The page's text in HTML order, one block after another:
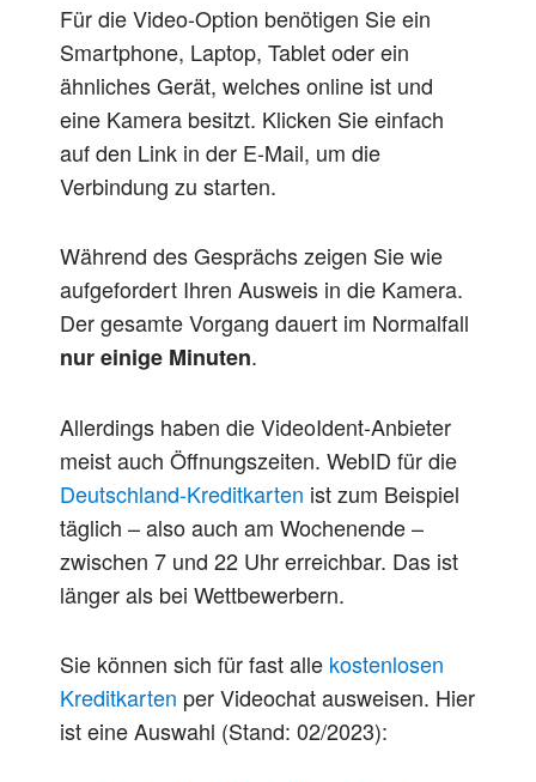
Für die Video-Option benötigen Sie ein
Smartphone, Laptop, Tablet oder ein
ähnliches Gerät, welches online ist und
eine Kamera besitzt. Klicken Sie einfach
auf den Link in der E-Mail, um die
Verbindung zu starten.
Während des Gesprächs zeigen Sie wie
aufgefordert Ihren Ausweis in die Kamera.
Der gesamte Vorgang dauert im Normalfall
nur einige Minuten.
Allerdings haben die VideoIdent-Anbieter
meist auch Öffnungszeiten. WebID für die
Deutschland-Kreditkarten ist zum Beispiel
täglich – also auch am Wochenende –
zwischen 7 und 22 Uhr erreichbar. Das ist
länger als bei Wettbewerbern.
Sie können sich für fast alle kostenlosen
Kreditkarten per Videochat ausweisen. Hier
ist eine Auswahl (Stand: 02/2023):